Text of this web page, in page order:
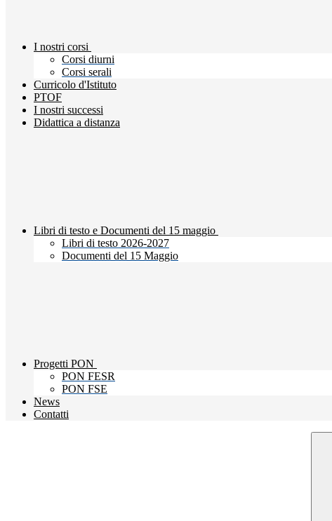
I nostri corsi
Corsi diurni
Corsi serali
Curricolo d'Istituto
PTOF
I nostri successi
Didattica a distanza
Libri di testo e Documenti del 15 maggio
Libri di testo 2026-2027
Documenti del 15 Maggio
Progetti PON
PON FESR
PON FSE
News
Contatti